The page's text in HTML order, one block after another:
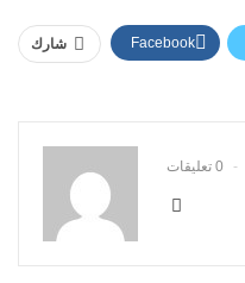
شارك Facebook
0 تعليقات